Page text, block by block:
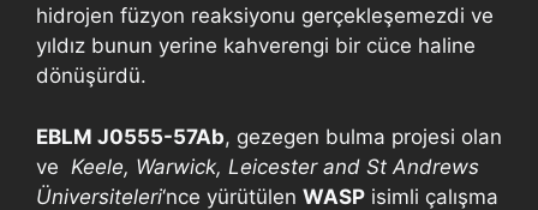
hidrojen füzyon reaksiyonu gerçekleşemezdi ve
yıldız bunun yerine kahverengi bir cüce haline
dönüşürdü.
EBLM J0555-57Ab, gezegen bulma projesi olan
ve Keele, Warwick, Leicester and St Andrews
Üniversiteleri‘nce yürütülen WASP isimli çalışma